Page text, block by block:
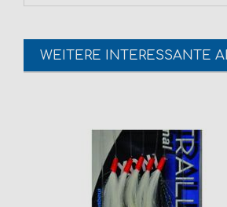
WEITERE INTERESSANTE